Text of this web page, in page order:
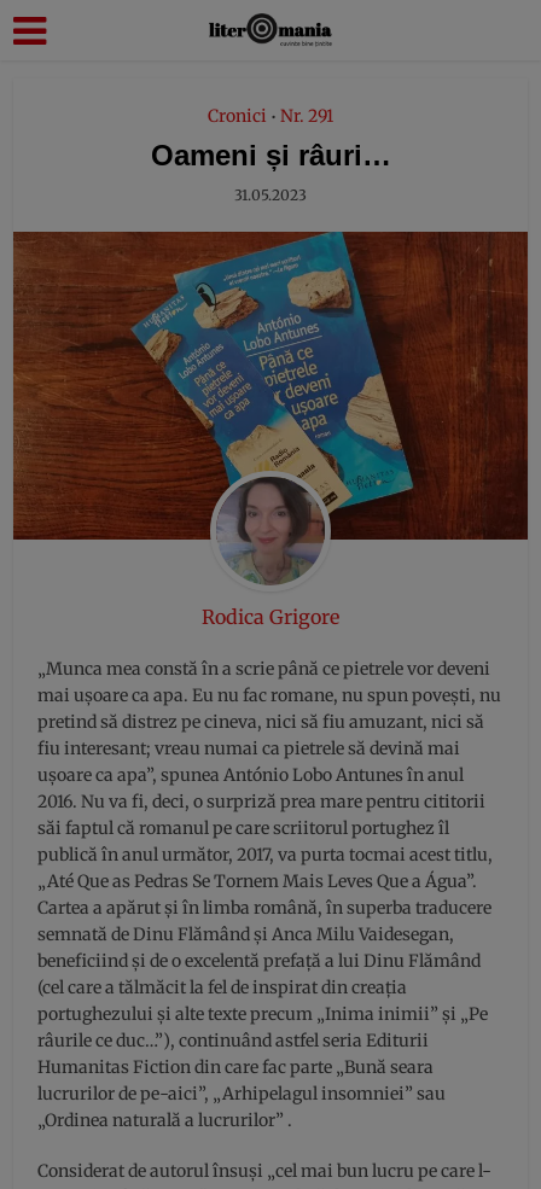
Cronici • Nr. 291
Oameni și râuri…
31.05.2023
Rodica Grigore
„Munca mea constă în a scrie până ce pietrele vor deveni
mai ușoare ca apa. Eu nu fac romane, nu spun povești, nu
pretind să distrez pe cineva, nici să fiu amuzant, nici să
fiu interesant; vreau numai ca pietrele să devină mai
ușoare ca apa”, spunea António Lobo Antunes în anul
2016. Nu va fi, deci, o surpriză prea mare pentru cititorii
săi faptul că romanul pe care scriitorul portughez îl
publică în anul următor, 2017, va purta tocmai acest titlu,
„Até Que as Pedras Se Tornem Mais Leves Que a Água”.
Cartea a apărut și în limba română, în superba traducere
semnată de Dinu Flămând și Anca Milu Vaidesegan,
beneficiind și de o excelentă prefață a lui Dinu Flămând
(cel care a tălmăcit la fel de inspirat din creația
portughezului și alte texte precum „Inima inimii” și „Pe
râurile ce duc…”), continuând astfel seria Editurii
Humanitas Fiction din care fac parte „Bună seara
lucrurilor de pe-aici”, „Arhipelagul insomniei” sau
„Ordinea naturală a lucrurilor” .
Considerat de autorul însuși „cel mai bun lucru pe care l-
modal-check